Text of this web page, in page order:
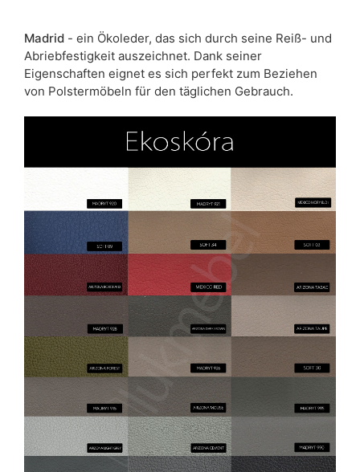
Madrid - ein Ökoleder, das sich durch seine Reiß- und
Abriebfestigkeit auszeichnet. Dank seiner
Eigenschaften eignet es sich perfekt zum Beziehen
von Polstermöbeln für den täglichen Gebrauch.